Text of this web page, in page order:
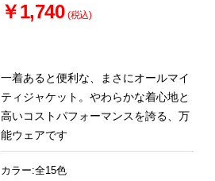
￥1,740 (税込)
一着あると便利な、まさにオールマイ
ティジャケット。やわらかな着心地と
高いコストパフォーマンスを誇る、万
能ウェアです
カラー:全15色